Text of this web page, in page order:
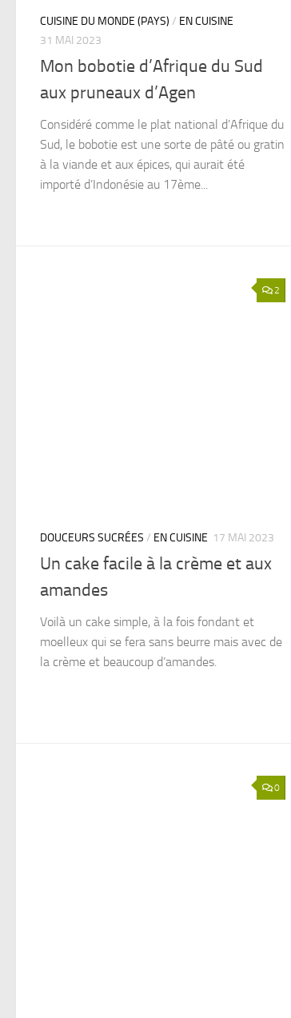
CUISINE DU MONDE (PAYS) / EN CUISINE
31 MAI 2023
Mon bobotie d’Afrique du Sud
aux pruneaux d’Agen
Considéré comme le plat national d’Afrique du
Sud, le bobotie est une sorte de pâté ou gratin
à la viande et aux épices, qui aurait été
importé d’Indonésie au 17ème...
2
DOUCEURS SUCRÉES / EN CUISINE 17 MAI 2023
Un cake facile à la crème et aux
amandes
Voilà un cake simple, à la fois fondant et
moelleux qui se fera sans beurre mais avec de
la crème et beaucoup d’amandes.
0